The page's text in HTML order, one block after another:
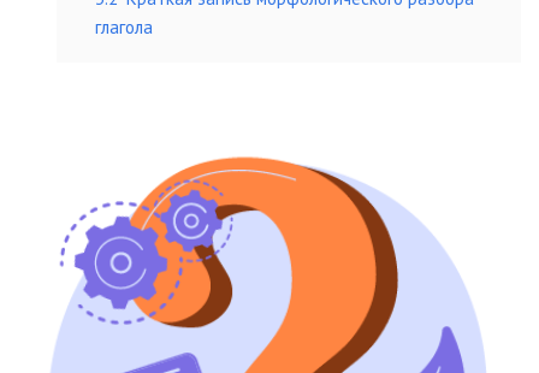
глагола